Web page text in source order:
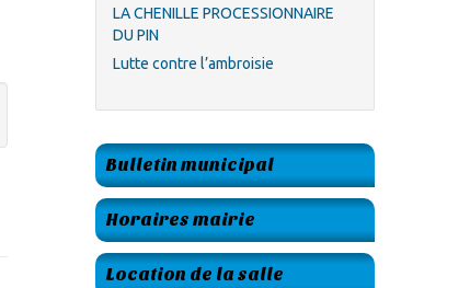
LA CHENILLE PROCESSIONNAIRE
DU PIN
Lutte contre l’ambroisie
Bulletin municipal
Horaires mairie
Location de la salle